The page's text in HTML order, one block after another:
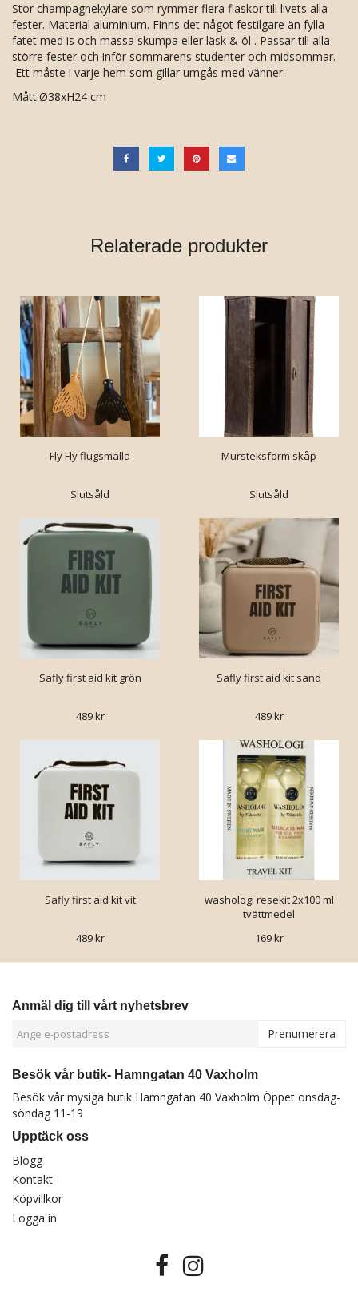
Stor champagnekylare som rymmer flera flaskor till livets alla
fester. Material aluminium. Finns det något festilgare än fylla
fatet med is och massa skumpa eller läsk & öl . Passar till alla
större fester och inför sommarens studenter och midsommar.
Ett måste i varje hem som gillar umgås med vänner.
Mått:Ø38xH24 cm
Relaterade produkter
Fly Fly flugsmälla
Slutsåld
Mursteksform skåp
Slutsåld
Safly first aid kit grön
489 kr
Safly first aid kit sand
489 kr
Safly first aid kit vit
489 kr
washologi resekit 2x100 ml
tvättmedel
169 kr
Anmäl dig till vårt nyhetsbrev
Prenumerera
Besök vår butik- Hamngatan 40 Vaxholm
Besök vår mysiga butik Hamngatan 40 Vaxholm Öppet onsdag-
söndag 11-19
Upptäck oss
Blogg
Kontakt
Köpvillkor
Logga in